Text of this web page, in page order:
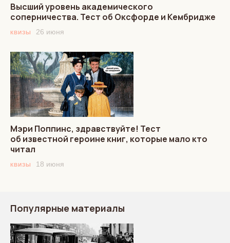
Высший уровень академического
соперничества. Тест об Оксфорде и Кембридже
КВИЗЫ 26 июня
Мэри Поппинс, здравствуйте! Тест
об известной героине книг, которые мало кто
читал
КВИЗЫ 18 июня
Популярные материалы